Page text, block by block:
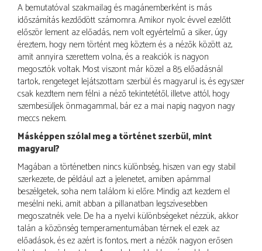
A bemutatóval szakmailag és magánemberként is más
időszámítás kezdődött számomra. Amikor nyolc évvel ezelőtt
először lement az előadás, nem volt egyértelmű a siker, úgy
éreztem, hogy nem történt meg köztem és a nézők között az,
amit annyira szerettem volna, és a reakciók is nagyon
megosztók voltak. Most viszont már közel a 85. előadásnál
tartok, rengeteget lejátszottam szerbül és magyarul is, és egyszer
csak kezdtem nem félni a néző tekintetétől, illetve attól, hogy
szembesüljek önmagammal, bár ez a mai napig nagyon nagy
meccs nekem.
Másképpen szólal meg a történet szerbül, mint
magyarul?
Magában a történetben nincs különbség, hiszen van egy stabil
szerkezete, de például azt a jelenetet, amiben apámmal
beszélgetek, soha nem találom ki előre. Mindig azt kezdem el
mesélni neki, amit abban a pillanatban legszívesebben
megoszatnék vele. De ha a nyelvi különbségeket nézzük, akkor
talán a közönség temperamentumában térnek el ezek az
előadások, és ez azért is fontos, mert a nézők nagyon erősen